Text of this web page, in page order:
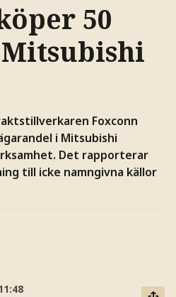
50
Foxconn
i Mitsubishi
Det rapporterar
till icke namngivna källor